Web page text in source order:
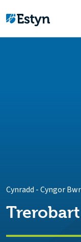
Cynradd -Cyngor